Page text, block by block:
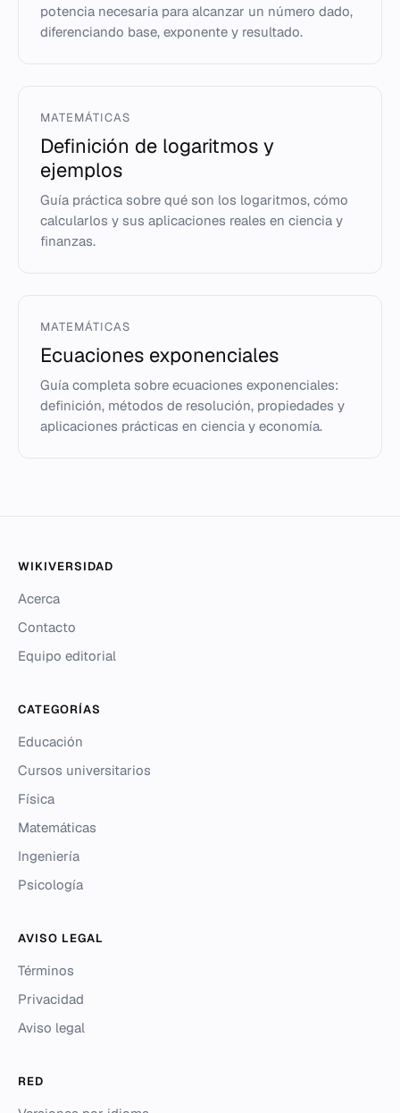
potencia necesaria para alcanzar un número dado,
diferenciando base, exponente y resultado.
MATEMÁTICAS
Definición de logaritmos y
ejemplos
Guía práctica sobre qué son los logaritmos, cómo
calcularlos y sus aplicaciones reales en ciencia y
finanzas.
MATEMÁTICAS
Ecuaciones exponenciales
Guía completa sobre ecuaciones exponenciales:
definición, métodos de resolución, propiedades y
aplicaciones prácticas en ciencia y economía.
WIKIVERSIDAD
Acerca
Contacto
Equipo editorial
CATEGORÍAS
Educación
Cursos universitarios
Física
Matemáticas
Ingeniería
Psicología
AVISO LEGAL
Términos
Privacidad
Aviso legal
RED